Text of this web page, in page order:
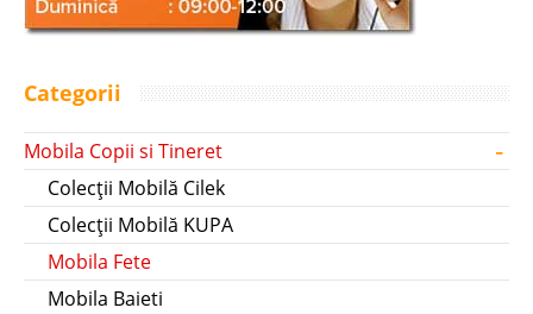
Categorii
Mobila Copii si Tineret -
Colecții Mobilă Cilek
Colecții Mobilă KUPA
Mobila Fete
Mobila Baieti